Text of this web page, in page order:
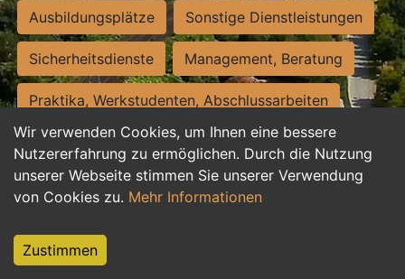
Wir verwenden Cookies, um Ihnen eine bessere
Nutzererfahrung zu ermöglichen. Durch die Nutzung
unserer Webseite stimmen Sie unserer Verwendung
von Cookies zu. Mehr Informationen
Zustimmen
Ausbildungsplätze Sonstige Dienstleistungen
Sicherheitsdienste Management, Beratung
Praktika, Werkstudenten, Abschlussarbeiten
Personalwesen Assistenz, Sekretariat
Hilfskräfte, Aushilfs- und Nebenjobs
Weiterbildung, Studium, duale Ausbildung